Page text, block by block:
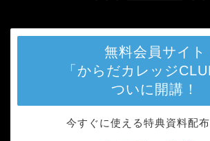
無料会員サイト
「からだカレッジ
ついに開講！
今すぐに使える特典資料配布